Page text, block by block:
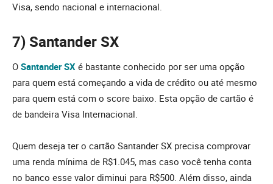
Visa, sendo nacional e internacional.
7) Santander SX
O Santander SX é bastante conhecido por ser uma opção
para quem está começando a vida de crédito ou até mesmo
para quem está com o score baixo. Esta opção de cartão é
de bandeira Visa Internacional.
Quem deseja ter o cartão Santander SX precisa comprovar
uma renda mínima de R$1.045, mas caso você tenha conta
no banco esse valor diminui para R$500. Além disso, ainda